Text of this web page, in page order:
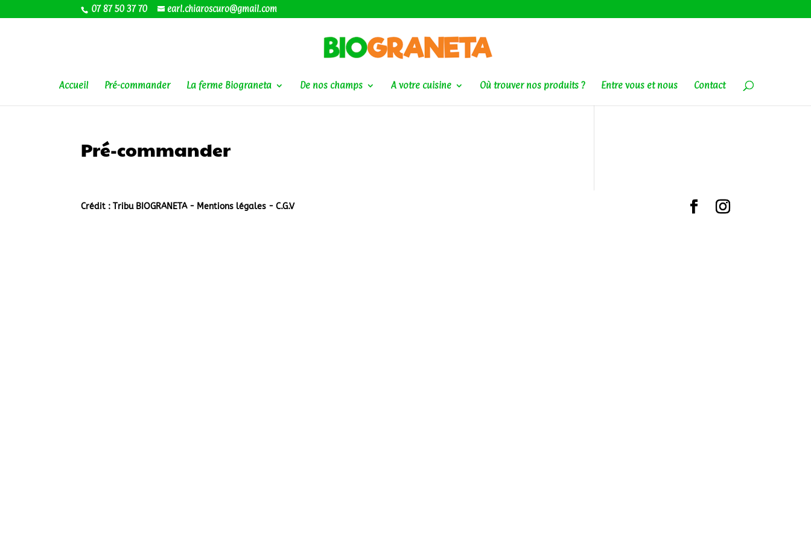
07 87 50 37 70 earl.chiaroscuro@gmail.com
Accueil Pré-commander La ferme Biograneta De nos champs A votre cuisine Où trouver nos produits ? Entre vous et nous Contact
Pré-commander
Crédit : Tribu BIOGRANETA - Mentions légales -C.G.V